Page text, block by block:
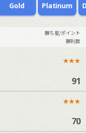
Gold Platinum
勝ち星/ポイント
勝利数
★★★
91
★★★
70